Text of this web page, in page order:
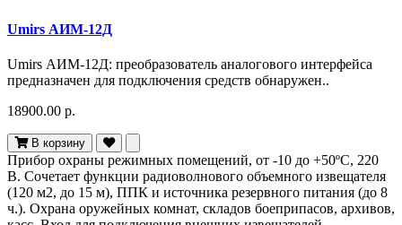
Umirs АИМ-12Д
Umirs АИМ-12Д: преобразователь аналогового интерфейса
предназначен для подключения средств обнаружен..
18900.00 р.
В корзину
Прибор охраны режимных помещений, от -10 до +50ºС, 220
В. Сочетает функции радиоволнового объемного извещателя
(120 м2, до 15 м), ППК и источника резервного питания (до 8
ч.). Охрана оружейных комнат, складов боеприпасов, архивов,